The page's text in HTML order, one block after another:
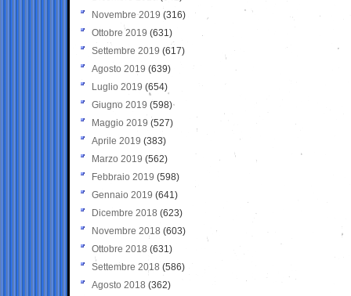
Novembre 2019 (316)
Ottobre 2019 (631)
Settembre 2019 (617)
Agosto 2019 (639)
Luglio 2019 (654)
Giugno 2019 (598)
Maggio 2019 (527)
Aprile 2019 (383)
Marzo 2019 (562)
Febbraio 2019 (598)
Gennaio 2019 (641)
Dicembre 2018 (623)
Novembre 2018 (603)
Ottobre 2018 (631)
Settembre 2018 (586)
Agosto 2018 (362)